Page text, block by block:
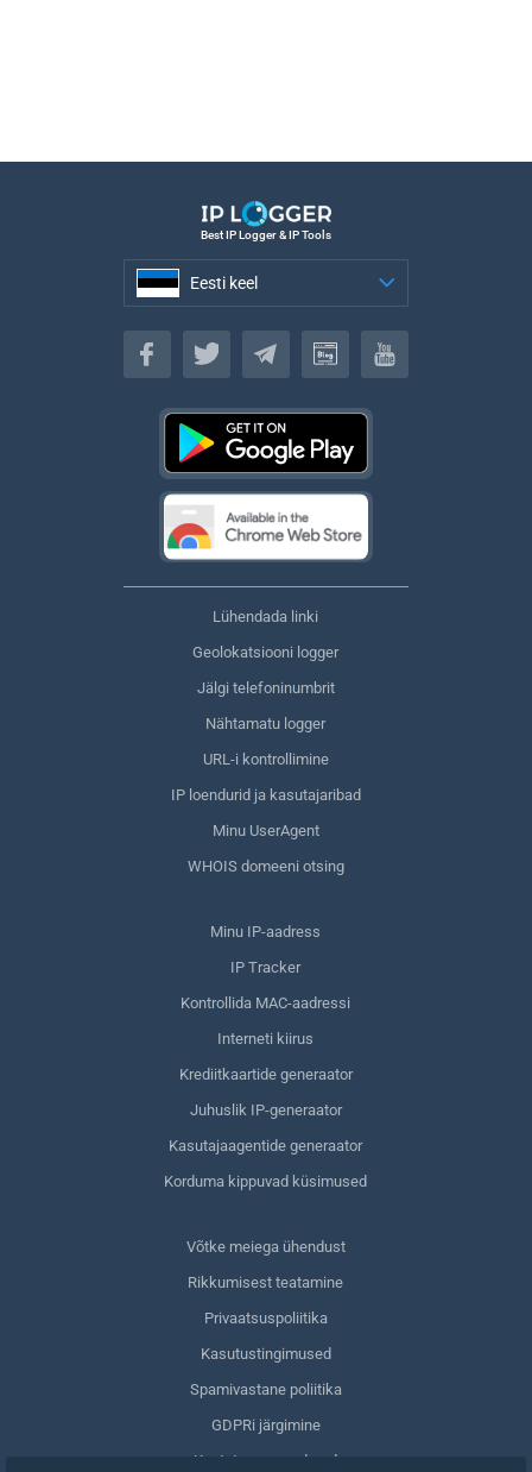
Best IP Logger & IP Tools
Eesti keel
Eesti keel
Lühendada linki
Geolokatsiooni logger
Jälgi telefoninumbrit
Nähtamatu logger
URL-i kontrollimine
IP loendurid ja kasutajaribad
Minu UserAgent
WHOIS domeeni otsing
Minu IP-aadress
IP Tracker
Kontrollida MAC-aadressi
Interneti kiirus
Krediitkaartide generaator
Juhuslik IP-generaator
Kasutajaagentide generaator
Korduma kippuvad küsimused
Võtke meiega ühendust
Rikkumisest teatamine
Privaatsuspoliitika
Kasutustingimused
Spamivastane poliitika
GDPRi järgimine
Kustuta oma andmed